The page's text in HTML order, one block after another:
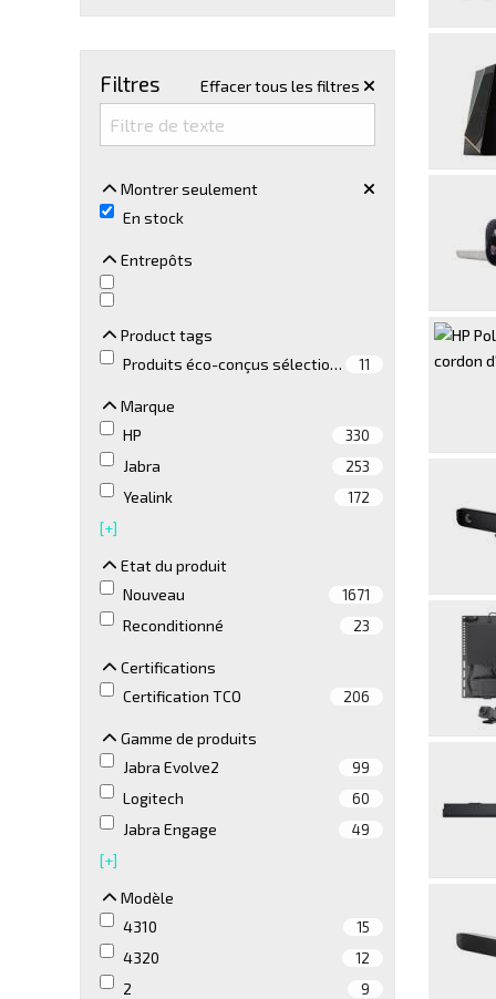
Filtres Effacer tous les filtres
Montrer seulement
En stock
Entrepôts
Product tags
Produits éco-conçus sélection By Tibco
11
Marque
HP
330
Jabra 253
Yealink 172
[+]
Etat du produit
Nouveau
1671
Reconditionné 23
Certifications
Certification TCO
206
Gamme de produits
Jabra Evolve2
99
Logitech 60
Jabra Engage 49
[+]
Modèle
4310
15
4320 12
2 9